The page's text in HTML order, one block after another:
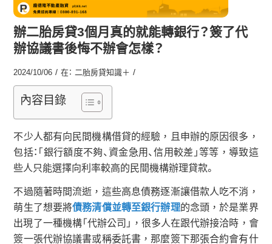
辦二胎房貸3個月真的就能轉銀行？簽了代
辦協議書後悔不辦會怎樣？
2024/10/06 / 在： 二胎房貸知識＋ /
內容目錄
不少人都有向民間機構借貸的經驗，且申辦的原因很多，
包括：「銀行額度不夠、資金急用、信用較差」等等，導致這
些人只能選擇向利率較高的民間機構辦理貸款。
不過隨著時間流逝，這些高息債務逐漸讓借款人吃不消，
萌生了想要將債務清償並轉至銀行辦理的念頭，於是業界
出現了一種機構「代辦公司」，很多人在跟代辦接洽時，會
簽一張代辦協議書或稱委託書，那麼簽下那張合約會有什